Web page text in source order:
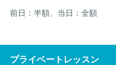
前日：半額、当日：全額
プライベートレッスン